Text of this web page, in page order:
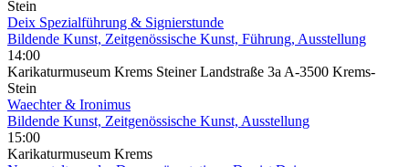
Stein
Deix Spezialführung & Signierstunde
Bildende Kunst, Zeitgenössische Kunst, Führung, Ausstellung
14:00
Karikaturmuseum Krems Steiner Landstraße 3a A-3500 Krems-
Stein
Waechter & Ironimus
Bildende Kunst, Zeitgenössische Kunst, Ausstellung
15:00
Karikaturmuseum Krems